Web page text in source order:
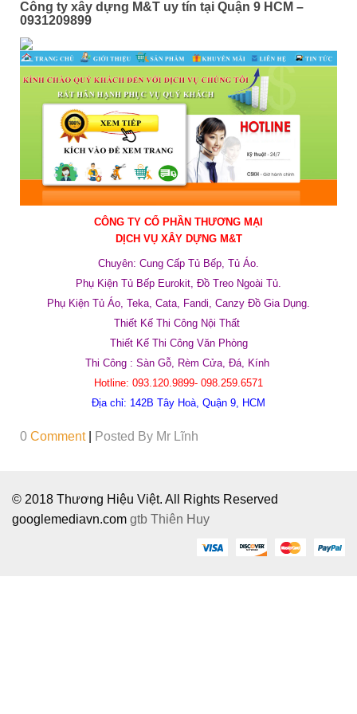
Công ty xây dựng M&T uy tín tại Quận 9 HCM –
0931209899
CÔNG TY CỔ PHẦN THƯƠNG MẠI
DỊCH VỤ XÂY DỰNG M&T
Chuyên: Cung Cấp Tủ Bếp, Tủ Áo.
Phụ Kiện Tủ Bếp Eurokit, Đồ Treo Ngoài Tủ.
Phụ Kiện Tủ Áo, Teka, Cata, Fandi, Canzy Đồ Gia Dụng.
Thiết Kế Thi Công Nội Thất
Thiết Kế Thi Công Văn Phòng
Thi Công : Sàn Gỗ, Rèm Cửa, Đá, Kính
Hotline: 093.120.9899- 098.259.6571
Địa chỉ: 142B Tây Hoà, Quận 9, HCM
0 Comment Posted By Mr Lĩnh
© 2018 Thương Hiệu Việt. All Rights Reserved
googlemediavn.com gtb Thiên Huy